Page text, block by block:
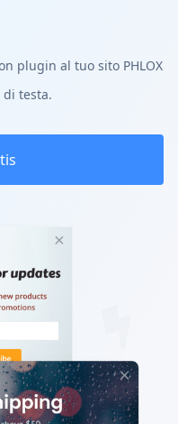
plugin al tuo sito PHLOX
di testa.